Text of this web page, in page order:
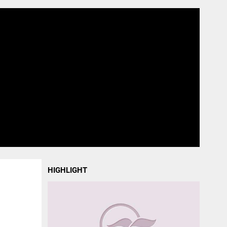
HIGHLIGHT